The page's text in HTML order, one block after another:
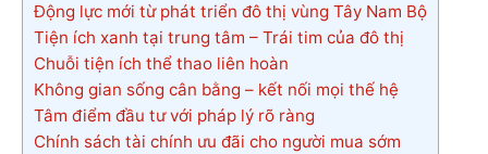
Động lực mới từ phát triển đô thị vùng Tây Nam Bộ
Tiện ích xanh tại trung tâm – Trái tim của đô thị
Chuỗi tiện ích thể thao liên hoàn
Không gian sống cân bằng – kết nối mọi thế hệ
Tâm điểm đầu tư với pháp lý rõ ràng
Chính sách tài chính ưu đãi cho người mua sớm